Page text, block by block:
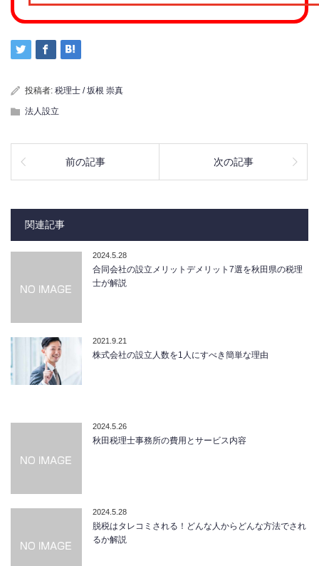
投稿者: 税理士 / 坂根 崇真
法人設立
前の記事 次の記事
関連記事
2024.5.28
合同会社の設立メリットデメリット7選を秋田県の税理
士が解説
2021.9.21
株式会社の設立人数を1人にすべき簡単な理由
2024.5.26
秋田税理士事務所の費用とサービス内容
2024.5.28
脱税はタレコミされる！どんな人からどんな方法でされ
るか解説